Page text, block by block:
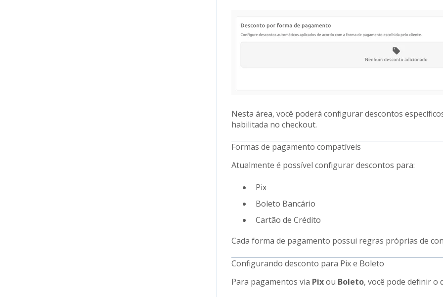
Nesta área, você poderá configurar descontos
habilitada no checkout.
Formas de pagamento compatíveis
Atualmente é possível configurar descontos para:
Pix
Boleto Bancário
Cartão de Crédito
Cada forma de pagamento possui regras próprias de
Configurando desconto para Pix e Boleto
Para pagamentos via Pixou Boleto, você pode definir o